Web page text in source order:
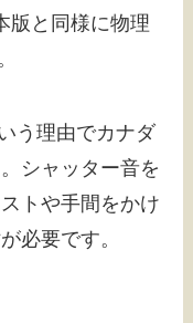
版と同様に物理
う理由でカナダ
シャッター音を
トや手間をかけ
必要です。